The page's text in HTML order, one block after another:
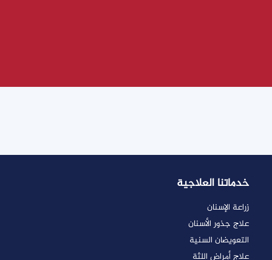
خدماتنا العلاجية
زراعة الإسنان
علاج جذور الأسنان
التعويضان السنية
علاج أمراض اللثة